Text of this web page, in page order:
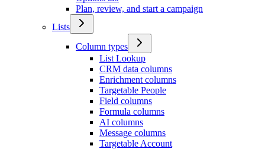
Plan, review, and start a campaign
Lists
Column types
List Lookup
CRM data columns
Enrichment columns
Targetable People
Field columns
Formula columns
AI columns
Message columns
Targetable Account